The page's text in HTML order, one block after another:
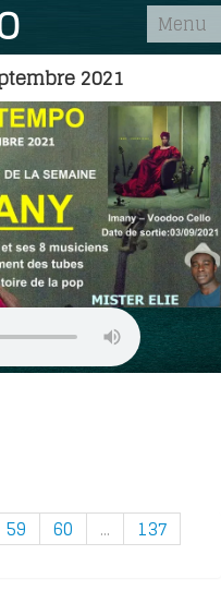
Menu
2021
59 60 ...
137